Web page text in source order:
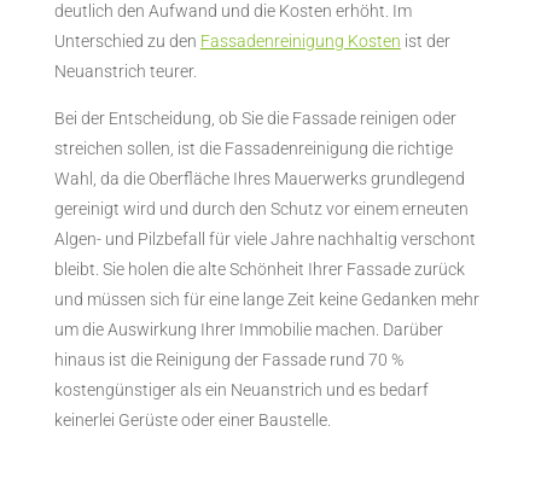
deutlich den Aufwand und die Kosten erhöht. Im
Unterschied zu den Fassadenreinigung Kosten ist der
Neuanstrich teurer.
Bei der Entscheidung, ob Sie die Fassade reinigen oder
streichen sollen, ist die Fassadenreinigung die richtige
Wahl, da die Oberfläche Ihres Mauerwerks grundlegend
gereinigt wird und durch den Schutz vor einem erneuten
Algen- und Pilzbefall für viele Jahre nachhaltig verschont
bleibt. Sie holen die alte Schönheit Ihrer Fassade zurück
und müssen sich für eine lange Zeit keine Gedanken mehr
um die Auswirkung Ihrer Immobilie machen. Darüber
hinaus ist die Reinigung der Fassade rund 70 %
kostengünstiger als ein Neuanstrich und es bedarf
keinerlei Gerüste oder einer Baustelle.